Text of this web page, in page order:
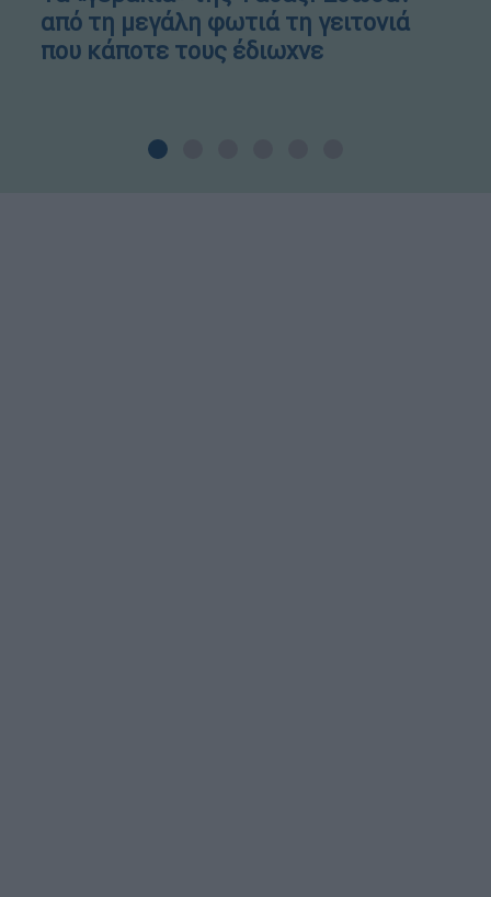
από τη μεγάλη φωτιά τη γειτονιά
που κάποτε τους έδιωχνε